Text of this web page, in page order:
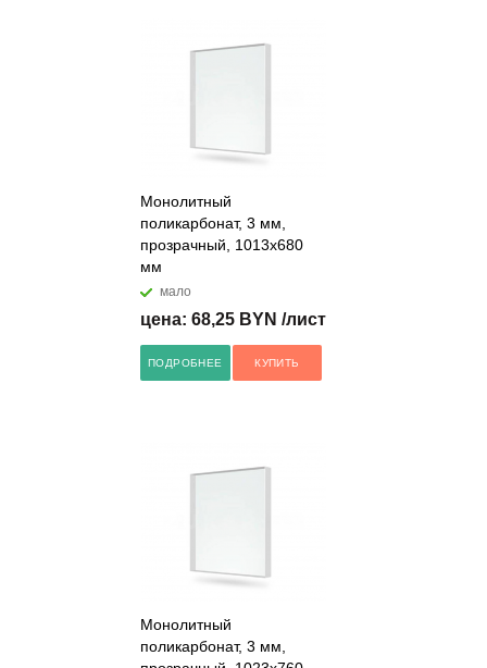
Монолитный
поликарбонат, 3 мм,
прозрачный, 1013х680
мм
мало
цена: 68,25 BYN /лист
ПОДРОБНЕЕ КУПИТЬ
Монолитный
поликарбонат, 3 мм,